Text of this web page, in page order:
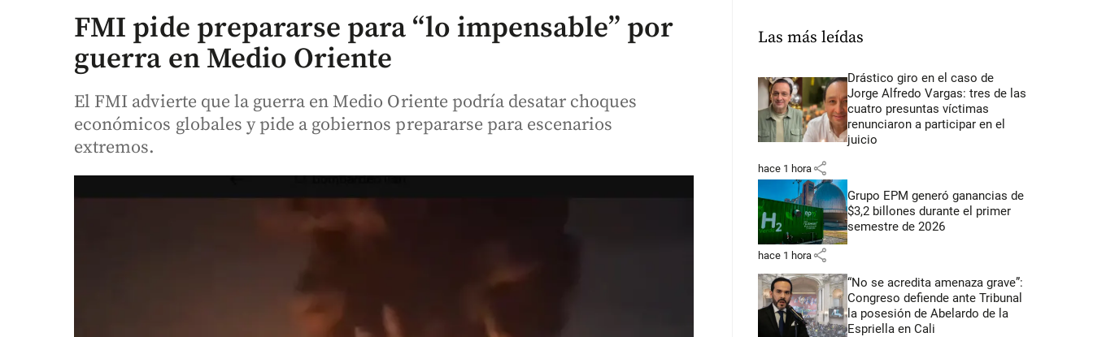
FMI pide prepararse para “lo impensable” por
guerra en Medio Oriente
El FMI advierte que la guerra en Medio Oriente podría desatar choques
económicos globales y pide a gobiernos prepararse para escenarios
extremos.
Las más leídas
Drástico giro en el caso de
Jorge Alfredo Vargas: tres de las
cuatro presuntas víctimas
renunciaron a participar en el
juicio
hace 1 hora share
Grupo EPM generó ganancias de
$3,2 billones durante el primer
semestre de 2026
hace 1 hora share
“No se acredita amenaza grave”:
Congreso defiende ante Tribunal
la posesión de Abelardo de la
Espriella en Cali